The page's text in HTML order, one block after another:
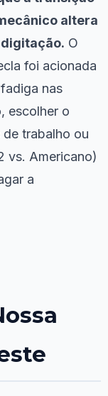
altera
O
foi acionada
nas
escolher o
trabalho ou
vs. Americano)
a